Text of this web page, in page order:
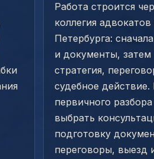
Работа строится
коллегия
Петербурга:
и документы, затем
стратегия,
судебное действие.
первичного
выбрать
подготовку
переговоры, выезд